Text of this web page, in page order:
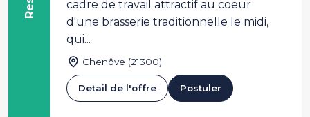
cadre de travail attractif au coeur
d'une brasserie traditionnelle le midi,
qui...
Chenôve (21300)
Detail de l'offre Postuler